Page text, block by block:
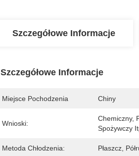
Szczegółowe Informacje
Szczegółowe Informacje
Miejsce Pochodzenia Chiny
Wnioski:
Chemiczny,
Spożywczy
Metoda Chłodzenia: Płaszcz,